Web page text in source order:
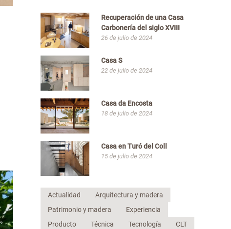
Recuperación de una Casa
Carbonería del siglo XVIII
26 de julio de 2024
Casa S
22 de julio de 2024
Casa da Encosta
18 de julio de 2024
Casa en Turó del Coll
15 de julio de 2024
Actualidad
Arquitectura y madera
Patrimonio y madera
Experiencia
Producto
Técnica Tecnología
CLT